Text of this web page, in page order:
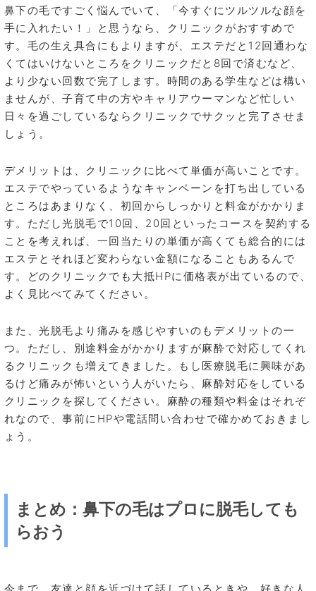
鼻下の毛ですごく悩んでいて、「今すぐにツルツルな顔を
手に入れたい！」と思うなら、クリニックがおすすめで
す。毛の生え具合にもよりますが、エステだと12回通わな
くてはいけないところをクリニックだと8回で済むなど、
より少ない回数で完了します。時間のある学生などは構い
ませんが、子育て中の方やキャリアウーマンなど忙しい
日々を過ごしているならクリニックでサクッと完了させま
しょう。
デメリットは、クリニックに比べて単価が高いことです。
エステでやっているようなキャンペーンを打ち出している
ところはあまりなく、初回からしっかりと料金がかかりま
す。ただし光脱毛で10回、20回といったコースを契約する
ことを考えれば、一回当たりの単価が高くても総合的には
エステとそれほど変わらない金額になることもあるんで
す。どのクリニックでも大抵HPに価格表が出ているので、
よく見比べてみてください。
また、光脱毛より痛みを感じやすいのもデメリットの一
つ。ただし、別途料金がかかりますが麻酔で対応してくれ
るクリニックも増えてきました。もし医療脱毛に興味があ
るけど痛みが怖いという人がいたら、麻酔対応をしている
クリニックを探してください。麻酔の種類や料金はそれぞ
れなので、事前にHPや電話問い合わせで確かめておきまし
ょう。
まとめ：鼻下の毛はプロに脱毛しても
らおう